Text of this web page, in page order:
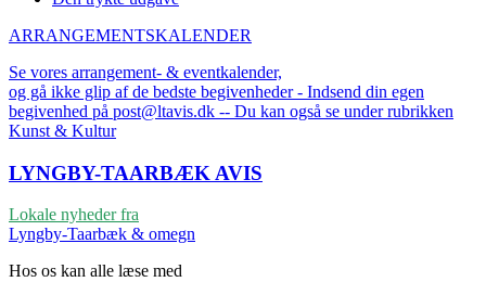
ARRANGEMENTSKALENDER
Se vores arrangement- & eventkalender,
og gå ikke glip af de bedste begivenheder - Indsend din egen
begivenhed på post@ltavis.dk -- Du kan også se under rubrikken
Kunst & Kultur
LYNGBY-TAARBÆK AVIS
Lokale nyheder fra
Lyngby-Taarbæk & omegn
Hos os kan alle læse med